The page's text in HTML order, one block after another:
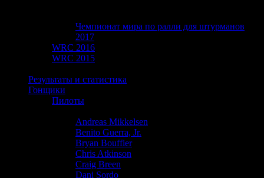
Чемпионат мира по ралли для штурманов
2017
WRC 2016
WRC 2015
Результаты и статистика
Гонщики
Пилоты
Andreas Mikkelsen
Benito Guerra, Jr.
Bryan Bouffier
Chris Atkinson
Craig Breen
Dani Sordo